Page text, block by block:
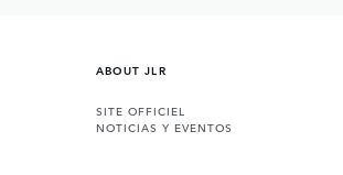
ABOUT JLR
SITE OFFICIEL
NOTICIAS Y EVENTOS